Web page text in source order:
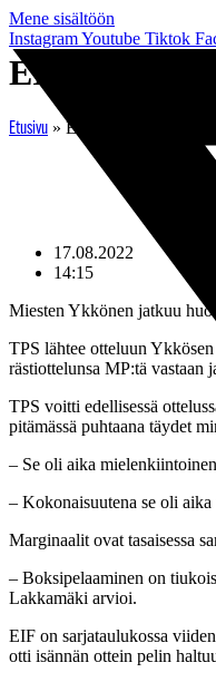
Mene sisältöön
InstagramYoutube Tiktok
EIF-
Etusivu » EIF-ennakko:
17.08.2022
14:15
Miesten Ykkönen jatkuu
TPS lähtee otteluun
rästiottelunsa MP:tä vastaan
TPS voitti edellisessä
pitämässä puhtaana täydet
– Se oli aika
– Kokonaisuutena se oli
Marginaalit ovat tasaisessa
– Boksipelaaminen on
Lakkamäki arvioi.
EIF on sarjataulukossa
otti isännän ottein pelin